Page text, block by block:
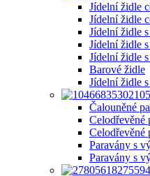
Jídelní židle
Jídelní židle
Jídelní židle
Jídelní židle
Jídelní židle
Barové židle
Jídelní židle
Čalouněné
Celodřevěné
Paravány s
Paravány s